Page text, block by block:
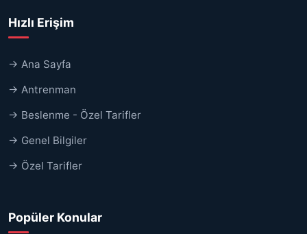
Hızlı Erişim
→ Ana Sayfa
→ Antrenman
→ Beslenme - Özel Tarifler
→ Genel Bilgiler
→ Özel Tarifler
Popüler Konular